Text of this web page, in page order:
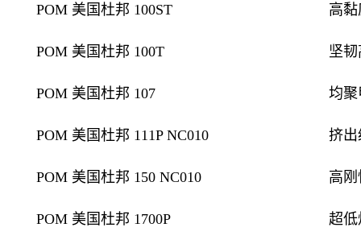
POM 美国杜邦 100ST 高
POM 美国杜邦 100T 坚
POM 美国杜邦 107 均聚
POM 美国杜邦 111P NC010 挤出
POM 美国杜邦 150 NC010 高
POM 美国杜邦 1700P 超